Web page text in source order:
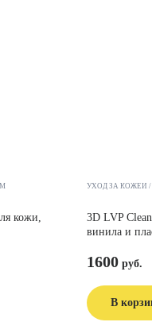
кожи,
УХОД ЗА КОЖЕЙ
3D LVP
винила и
1600
В